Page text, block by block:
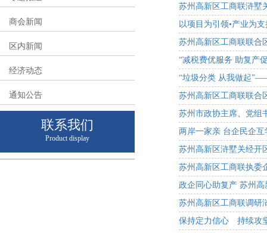
商会新闻
区内新闻
经济动态
通知公告
联系我们
Product display
苏州高新区工商联浒墅
以项目为引领•产业为
苏州高新区工商联联合
“减税费优服务 助复产
“垃圾分类 从我做起
苏州高新区工商联联合
苏州市政协主席、党组
两岸一家亲 台企民企互
苏州高新区浒墅关经开
苏州高新区工商联执委
政企同心助复产 苏州
苏州高新区工商联调研
保持定力信心 持续攻